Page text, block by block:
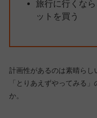
旅行に行くな
ットを買う
計画性があるのは素晴らし
「とりあえずやってみる
か。